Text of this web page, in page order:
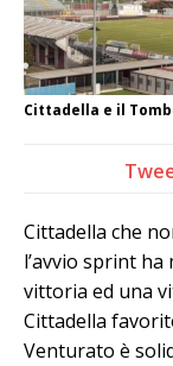
Cittadella e il
Cittadella che
l’avvio sprint
vittoria ed una
Cittadella
Venturato è